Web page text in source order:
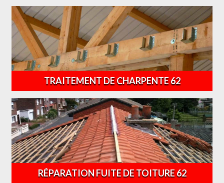
TRAITEMENT DE CHARPENTE 62
RÉPARATION FUITE DE TOITURE 62